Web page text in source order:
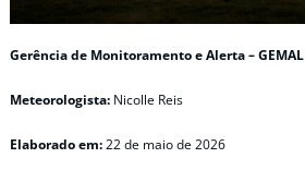
Gerência de Monitoramento e Alerta – GEMAL
Meteorologista: Nicolle Reis
Elaborado em:22 de maio de 2026